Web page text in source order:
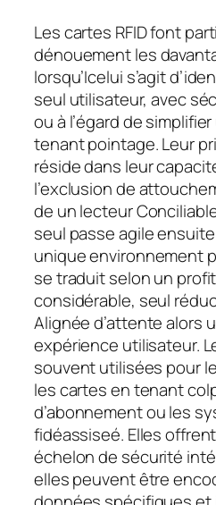
Les cartes RFID font
dénouement les
lorsqu’Icelui s’agit
seul utilisateur, avec
ou à l’égard de
tenant pointage. Leur
réside dans leur
l’exclusion de
de un lecteur
seul passe agile
unique environnement
se traduit selon un
considérable, seul
Alignée d’attente alors
expérience utilisateur.
souvent utilisées pour
les cartes en tenant
d’abonnement ou les
fidéassiseé. Elles
échelon de sécurité
elles peuvent être